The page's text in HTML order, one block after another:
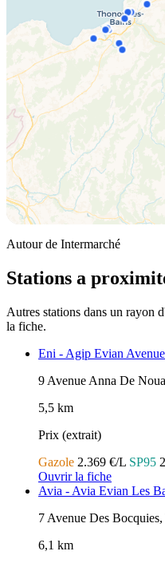
Autour de Intermarché
Stations a
Autres stations dans un rayon
la fiche.
Eni - Agip Evian
9 Avenue Anna De
5,5 km
Prix (extrait)
Gazole 2.369 €/L SP95
Ouvrir la fiche
Avia - Avia Evian Les
7 Avenue Des
6,1 km